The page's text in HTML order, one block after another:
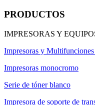
PRODUCTOS
IMPRESORAS Y
Impresoras y
Impresoras monocromo
Serie de tóner blanco
Impresora de soporte de